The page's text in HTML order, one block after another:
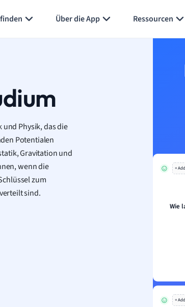
Über die App Ressourcen
Physik, das die
Potentialen
Gravitation und
wenn die
zum
sind.
+
Wie
+